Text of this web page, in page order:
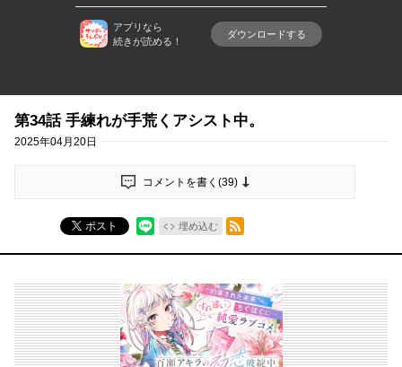
アプリなら
続きが読める！
ダウンロードする
第34話 手練れが手荒くアシスト中。
2025年04月20日
コメントを書く(39)
ポスト 埋め込む
RSSフィード